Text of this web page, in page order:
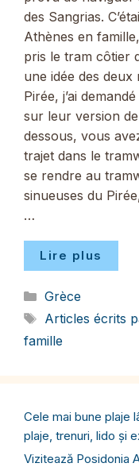
des Sangrias.
Athènes en
pris le tram côtier
une idée des deux
Pirée, j’ai
sur leur version
dessous, vous
trajet dans le
se rendre au
sinueuses du
…
Lire plus
Catégories
Grèce
Étiquettes
Articles écrits
famille
Cele mai bune plaje
plaje, trenuri, lido și
Vizitează Posidonia